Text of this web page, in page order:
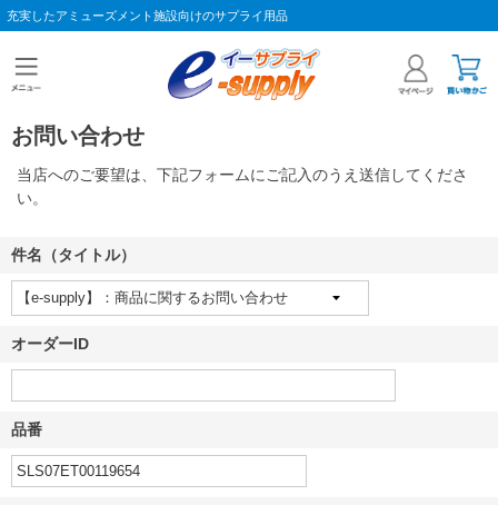
充実したアミューズメント施設向けのサプライ用品
お問い合わせ
当店へのご要望は、下記フォームにご記入のうえ送信してくださ
い。
件名（タイトル）
オーダーID
品番